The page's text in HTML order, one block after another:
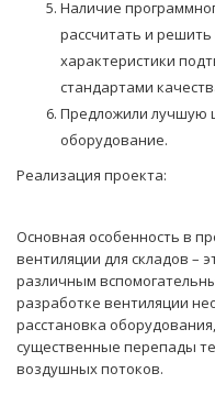
Наличие
рассчитать и
характеристики
стандартами
Предложили лучшую
оборудование.
Реализация проекта:
Основная особенность в
вентиляции для складов –
различным
разработке вентиляции
расстановка
существенные перепады
воздушных потоков.